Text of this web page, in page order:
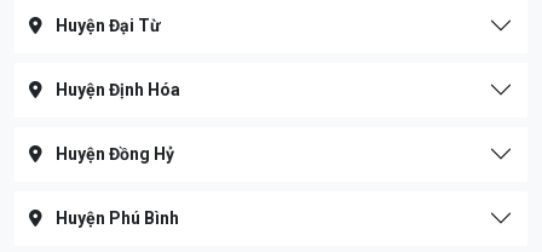
Huyện Đại Từ
Huyện Định Hóa
Huyện Đồng Hỷ
Huyện Phú Bình